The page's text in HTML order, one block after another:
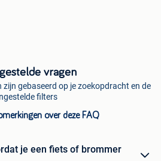
vragen
gebaseerd op je zoekopdracht en de
filters
over deze FAQ
je een fiets of brommer